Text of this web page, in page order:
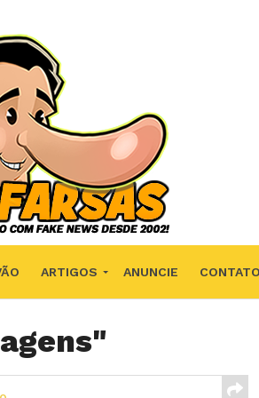
ARTIGOS ANUNCIE CONTATO